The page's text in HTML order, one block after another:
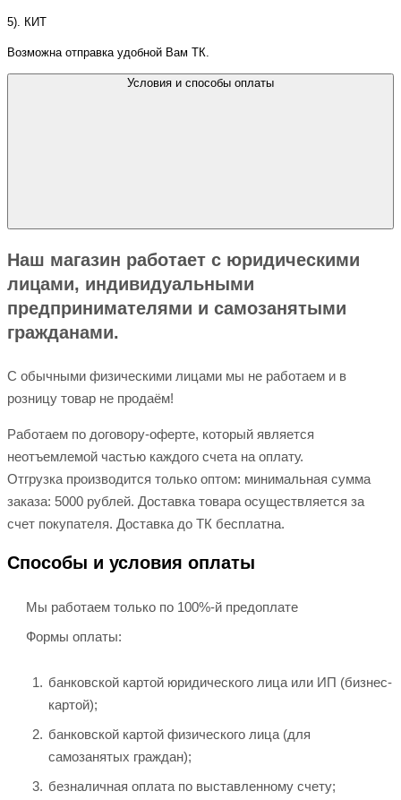
5). КИТ
Возможна отправка удобной Вам ТК.
Условия и способы оплаты
Наш магазин работает с юридическими
лицами, индивидуальными
предпринимателями и самозанятыми
гражданами.
С обычными физическими лицами мы не работаем и в
розницу товар не продаём!
Работаем по договору-оферте, который является
неотъемлемой частью каждого счета на оплату.
Отгрузка производится только оптом: минимальная сумма
заказа: 5000 рублей. Доставка товара осуществляется за
счет покупателя. Доставка до ТК бесплатна.
Способы и условия оплаты
Мы работаем только по 100%-й предоплате
Формы оплаты:
банковской картой юридического лица или ИП (бизнес-
картой);
банковской картой физического лица (для
самозанятых граждан);
безналичная оплата по выставленному счету;